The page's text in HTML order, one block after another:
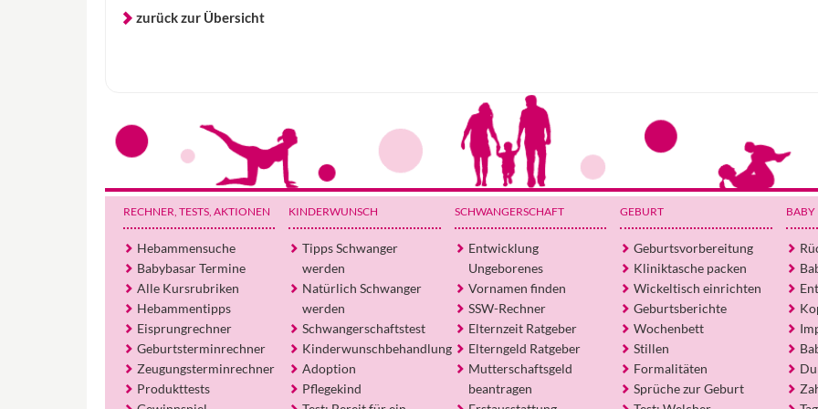
zurück zur Übersicht
RECHNER, TESTS, AKTIONEN
Hebammensuche
Babybasar Termine
Alle Kursrubriken
Hebammentipps
Eisprungrechner
Geburtsterminrechner
Zeugungsterminrechner
Produkttests
KINDERWUNSCH
Tipps Schwanger
werden
Natürlich Schwanger
werden
Schwangerschaftstest
Kinderwunschbehandlung
Adoption
Pflegekind
SCHWANGERSCHAFT
Entwicklung
Ungeborenes
Vornamen finden
SSW-Rechner
Elternzeit Ratgeber
Elterngeld Ratgeber
Mutterschaftsgeld
beantragen
GEBURT
Geburtsvorbereitung
Kliniktasche packen
Wickeltisch einrichten
Geburtsberichte
Wochenbett
Stillen
Formalitäten
Sprüche zur Geburt
BABY